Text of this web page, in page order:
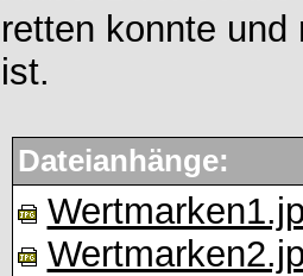
retten konnte
ist.
Dateianhänge: